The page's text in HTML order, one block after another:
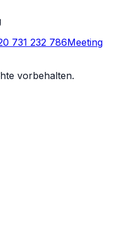
731 232 786Meeting
vorbehalten.